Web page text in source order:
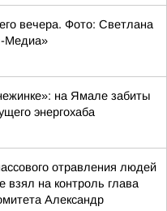
вечера. Фото: Светлана
Медиа»
на Ямале забиты
энергохаба
отравления людей
взял на контроль глава
Александр